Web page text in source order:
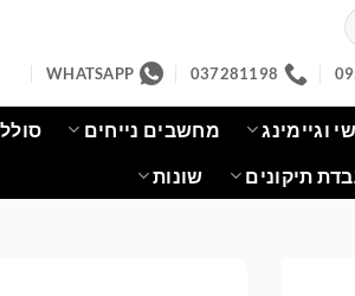
037281198
WHATSAPP
וגיימינג מחשבים נייחים
תיקונים שונות